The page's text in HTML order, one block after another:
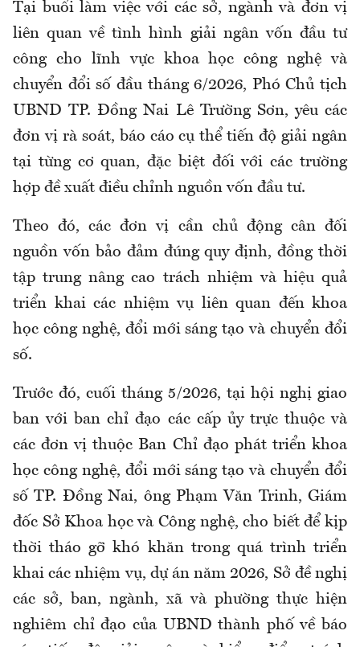
Tại buổi làm việc với các sở, ngành và đơn vị
liên quan về tình hình giải ngân vốn đầu tư
công cho lĩnh vực khoa học công nghệ và
chuyển đổi số đầu tháng 6/2026, Phó Chủ tịch
UBND TP. Đồng Nai Lê Trường Sơn, yêu các
đơn vị rà soát, báo cáo cụ thể tiến độ giải ngân
tại từng cơ quan, đặc biệt đối với các trường
hợp đề xuất điều chỉnh nguồn vốn đầu tư.
Theo đó, các đơn vị cần chủ động cân đối
nguồn vốn bảo đảm đúng quy định, đồng thời
tập trung nâng cao trách nhiệm và hiệu quả
triển khai các nhiệm vụ liên quan đến khoa
học công nghệ, đổi mới sáng tạo và chuyển đổi
số.
Trước đó, cuối tháng 5/2026, tại hội nghị giao
ban với ban chỉ đạo các cấp ủy trực thuộc và
các đơn vị thuộc Ban Chỉ đạo phát triển khoa
học công nghệ, đổi mới sáng tạo và chuyển đổi
số TP. Đồng Nai, ông Phạm Văn Trinh, Giám
đốc Sở Khoa học và Công nghệ, cho biết để kịp
thời tháo gỡ khó khăn trong quá trình triển
khai các nhiệm vụ, dự án năm 2026, Sở đề nghị
các sở, ban, ngành, xã và phường thực hiện
nghiêm chỉ đạo của UBND thành phố về báo